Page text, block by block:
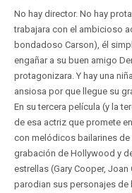
No hay director. No hay
trabajara con el ambicioso
bondadoso Carson), él
engañar a su buen amigo
protagonizara. Y hay una
ansiosa por que llegue su
En su tercera película (y la
de esa actriz que promete
con melódicos bailarines
grabación de Hollywood y
estrellas (Gary Cooper,
parodian sus personajes de